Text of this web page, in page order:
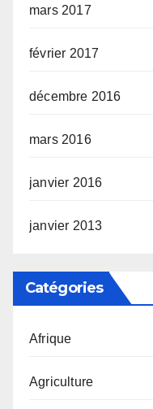
mars 2017
février 2017
décembre 2016
mars 2016
janvier 2016
janvier 2013
Catégories
Afrique
Agriculture